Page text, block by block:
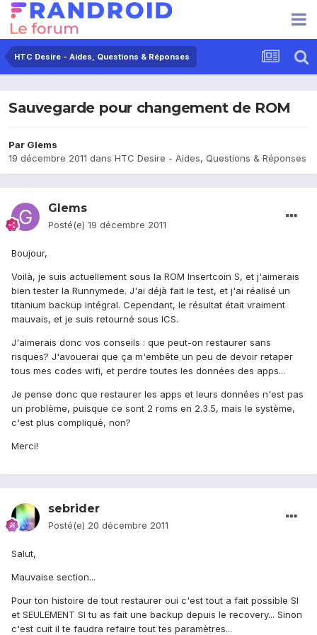
HTC Desire - Aides, Questions & Réponses
Sauvegarde pour changement de ROM
Par Glems
19 décembre 2011 dans HTC Desire - Aides, Questions & Réponses
Glems
Posté(e) 19 décembre 2011
Boujour,
Voilà, je suis actuellement sous la ROM Insertcoin S, et j'aimerais
bien tester la Runnymede. J'ai déjà fait le test, et j'ai réalisé un
titanium backup intégral. Cependant, le résultat était vraiment
mauvais, et je suis retourné sous ICS.
J'aimerais donc vos conseils : que peut-on restaurer sans
risques? J'avouerai que ça m'embête un peu de devoir retaper
tous mes codes wifi, et perdre toutes les données des apps...
Je pense donc que restaurer les apps et leurs données n'est pas
un problème, puisque ce sont 2 roms en 2.3.5, mais le système,
c'est plus compliqué, non?
Merci!
sebrider
Posté(e) 20 décembre 2011
Salut,
Mauvaise section...
Pour ton histoire de tout restaurer oui c'est tout a fait possible SI
et SEULEMENT SI tu as fait une backup depuis le recovery... Sinon
c'est cuit il te faudra refaire tout tes paramètres...